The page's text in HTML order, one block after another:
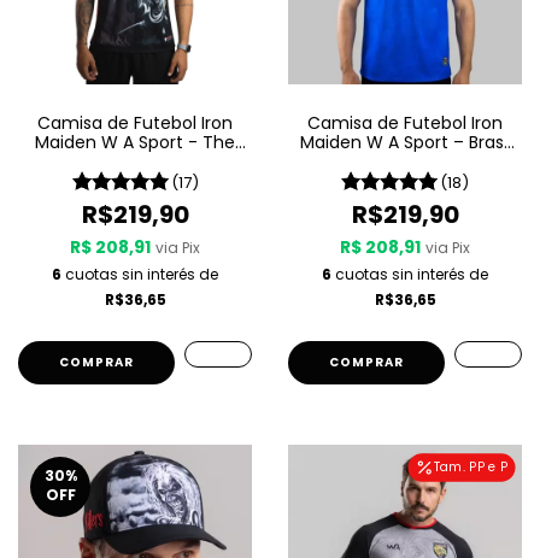
Camisa de Futebol Iron
Maiden W A Sport - The
(17)
R$219,90
R$ 208,91 via Pix
6 cuotas sin interés de
R$36,65
COMPRAR
Camisa de Futebol Iron
Maiden W A Sport – Brasil
(18)
R$219,90
R$ 208,91 via Pix
6 cuotas sin interés de
R$36,65
COMPRAR
30%
OFF
Tam. PP e P